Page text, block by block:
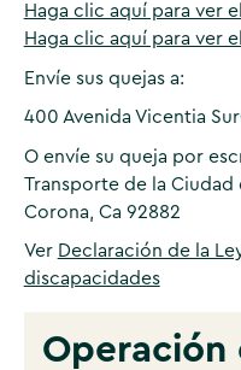
Haga clic aquí para ver
Haga clic aquí para ver
Envíe sus quejas a:
400 Avenida Vicentia Sur
O envíe su queja por
Transporte de la Ciudad
Corona, Ca 92882
Ver Declaración de la
discapacidades
Operación